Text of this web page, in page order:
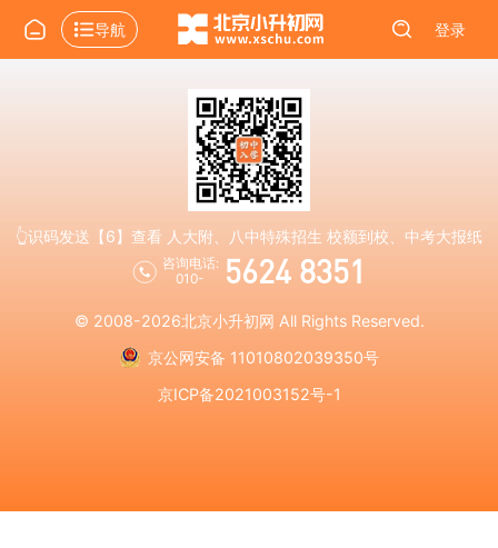
导航 登录
👆识码发送【6】查看 人大附、八中特殊招生 校额到校、中考大报纸
咨询电话:
010-
5624 8351
© 2008-2026北京小升初网 All Rights Reserved.
京公网安备 11010802039350号
京ICP备2021003152号-1